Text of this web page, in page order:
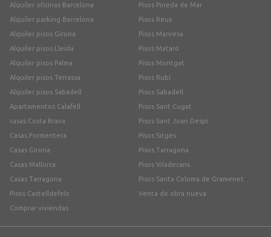
Alquiler oficinas Barcelona
Alquiler parking Barcelona
Alquiler pisos Girona
Alquiler pisos Lleida
Alquiler pisos Palma
Alquiler pisos Terrassa
Alquiler pisos Sabadell
Apartamentos Calafell
casas Costa Brava
Casas Formentera
Casas Girona
Casas Mallorca
Casas Tarragona
Pisos Castelldefels
Comprar viviendas
Pisos Pineda de Mar
Pisos Reus
Pisos Manresa
Pisos Mataró
Pisos Montgat
Pisos Rubí
Pisos Sabadell
Pisos Sant Cugat
Pisos Sant Joan Despí
Pisos Sitges
Pisos Tarragona
Pisos Viladecans
Pisos Santa Coloma de Gramenet
Venta de obra nueva